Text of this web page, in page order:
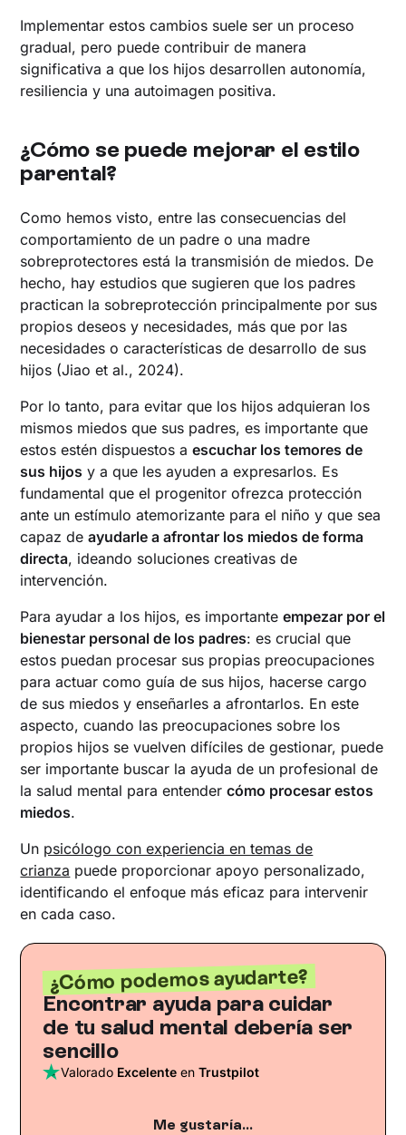
Implementar estos cambios suele ser un proceso
gradual, pero puede contribuir de manera
significativa a que los hijos desarrollen autonomía,
resiliencia y una autoimagen positiva.
¿Cómo se puede mejorar el estilo
parental?
Como hemos visto, entre las consecuencias del
comportamiento de un padre o una madre
sobreprotectores está la transmisión de miedos. De
hecho, hay estudios que sugieren que los padres
practican la sobreprotección principalmente por sus
propios deseos y necesidades, más que por las
necesidades o características de desarrollo de sus
hijos (Jiao et al., 2024).
Por lo tanto, para evitar que los hijos adquieran los
mismos miedos que sus padres, es importante que
estos estén dispuestos aescuchar los temores de
sus hijos y a que les ayuden a expresarlos. Es
fundamental que el progenitor ofrezca protección
ante un estímulo atemorizante para el niño y que sea
capaz deayudarle a afrontar los miedos de forma
directa, ideando soluciones creativas de
intervención.
Para ayudar a los hijos, es importanteempezar por el
bienestar personal de los padres: es crucial que
estos puedan procesar sus propias preocupaciones
para actuar como guía de sus hijos, hacerse cargo
de sus miedos y enseñarles a afrontarlos. En este
aspecto, cuando las preocupaciones sobre los
propios hijos se vuelven difíciles de gestionar, puede
ser importante buscar la ayuda de un profesional de
la salud mental para entendercómo procesar estos
miedos.
Un psicólogo con experiencia en temas de
crianza puede proporcionar apoyo personalizado,
identificando el enfoque más eficaz para intervenir
en cada caso.
¿Cómo podemos ayudarte?
Encontrar ayuda para cuidar
de tu salud mental debería ser
sencillo
Valorado Excelente enTrustpilot
Me gustaría...